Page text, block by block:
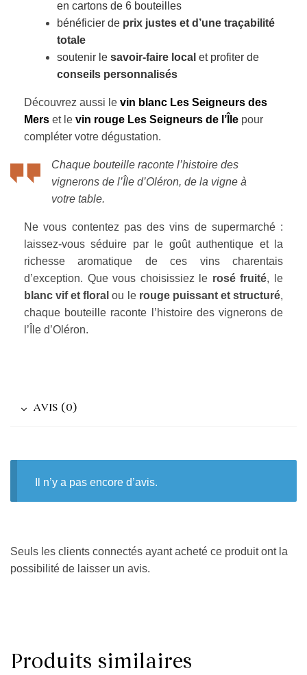
en cartons de 6 bouteilles
bénéficier de prix justes et d’une traçabilité
totale
soutenir le savoir-faire local et profiter de
conseils personnalisés
Découvrez aussi le vin blanc Les Seigneurs des
Mers et le vin rouge Les Seigneurs de l’Île pour
compléter votre dégustation.
Chaque bouteille raconte l’histoire des
vignerons de l’Île d’Oléron, de la vigne à
votre table.
Ne vous contentez pas des vins de supermarché :
laissez-vous séduire par le goût authentique et la
richesse aromatique de ces vins charentais
d’exception. Que vous choisissiez le rosé fruité, le
blanc vif et floral ou le rouge puissant et structuré,
chaque bouteille raconte l’histoire des vignerons de
l’Île d’Oléron.
AVIS (0)
Il n’y a pas encore d’avis.
Seuls les clients connectés ayant acheté ce produit ont la
possibilité de laisser un avis.
Produits similaires